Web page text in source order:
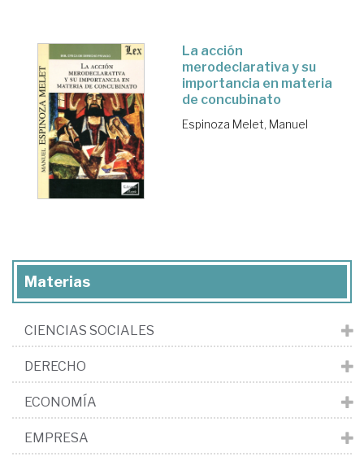
La acción
merodeclarativa y su
importancia en materia
de concubinato
Espinoza Melet, Manuel
Materias
CIENCIAS SOCIALES
DERECHO
ECONOMÍA
EMPRESA